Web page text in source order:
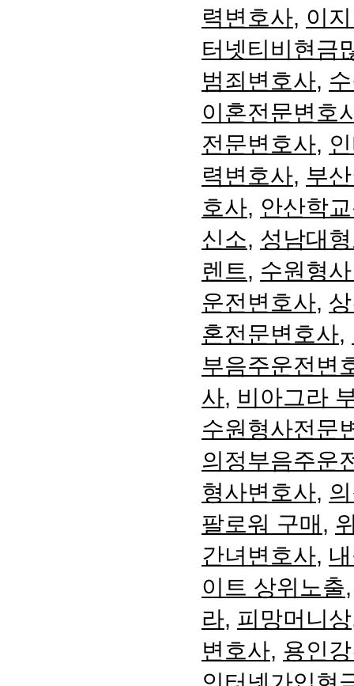
력변호사, 이
터넷티비현금
범죄변호사,
이혼전문변호
전문변호사,
력변호사, 부
호사, 안산학
신소, 성남대
렌트, 수원형
운전변호사,
혼전문변호사,
부음주운전변
사, 비아그라
수원형사전문
의정부음주운
형사변호사,
팔로워 구매,
간녀변호사,
이트 상위노출
라, 피망머니상
변호사, 용인